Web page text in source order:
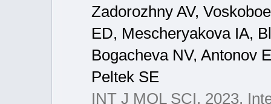
Zadorozhny AV,
ED, Mescheryakova IA,
Bogacheva NV, Antonov
Peltek SE
INT J MOL SCI, 2023,